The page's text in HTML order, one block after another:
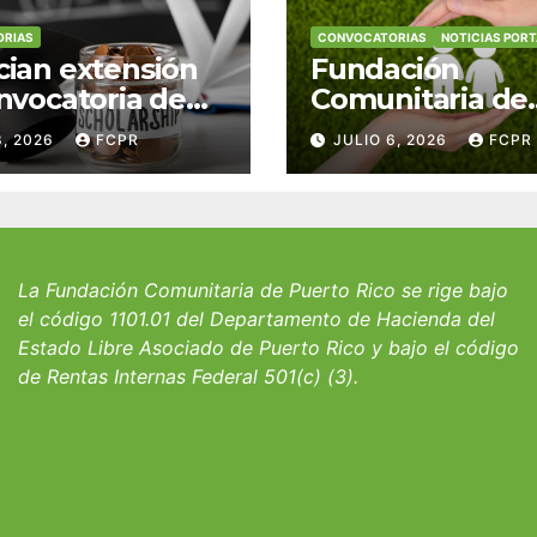
extensión
de
del Fondo
William J.
del
2026 FCPR
CONVOCATORIAS NOTICIAS
Fundación
Comunitaria de
Puerto Rico y la
familia Suárez-
convocatoria
albergues
JULIO 6, 2026 FCPR
La Fundación Comunitaria de Puerto Rico se rige bajo
el código 1101.01 del Departamento de Hacienda del
Estado Libre Asociado de Puerto Rico y bajo el código
de Rentas Internas Federal 501(c) (3).